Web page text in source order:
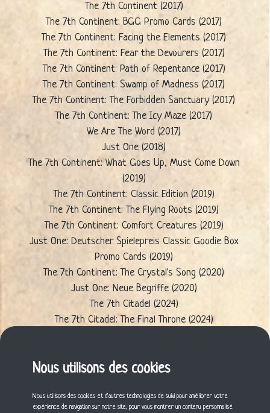
Nous utilisons des cookies
Nous utilisons des cookies et d'autres technologies de suivi pour améliorer votre
expérience de navigation sur notre site, pour vous montrer un contenu personnalisé
The 7th Continent (2017)
The 7th Continent: BGG Promo Cards (2017)
The 7th Continent: Facing the Elements (2017)
The 7th Continent: Fear the Devourers (2017)
The 7th Continent: Path of Repentance (2017)
The 7th Continent: Swamp of Madness (2017)
The 7th Continent: The Forbidden Sanctuary (2017)
The 7th Continent: The Icy Maze (2017)
We Are The Word (2017)
Just One (2018)
The 7th Continent: What Goes Up, Must Come Down
(2019)
The 7th Continent: Classic Edition (2019)
The 7th Continent: The Flying Roots (2019)
The 7th Continent: Comfort Creatures (2019)
Just One: Deutscher Spielepreis Classic Goodie Box
Promo Cards (2019)
The 7th Continent: The Crystal's Song (2020)
Just One: Neue Begriffe (2020)
The 7th Citadel (2024)
The 7th Citadel: The Final Throne (2024)
The 7th Citadel: The Unveilers (2024)